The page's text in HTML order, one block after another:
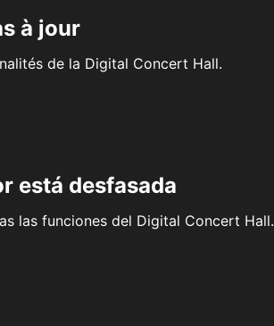
à jour
de la Digital Concert Hall.
está desfasada
las funciones del Digital Concert Hall.